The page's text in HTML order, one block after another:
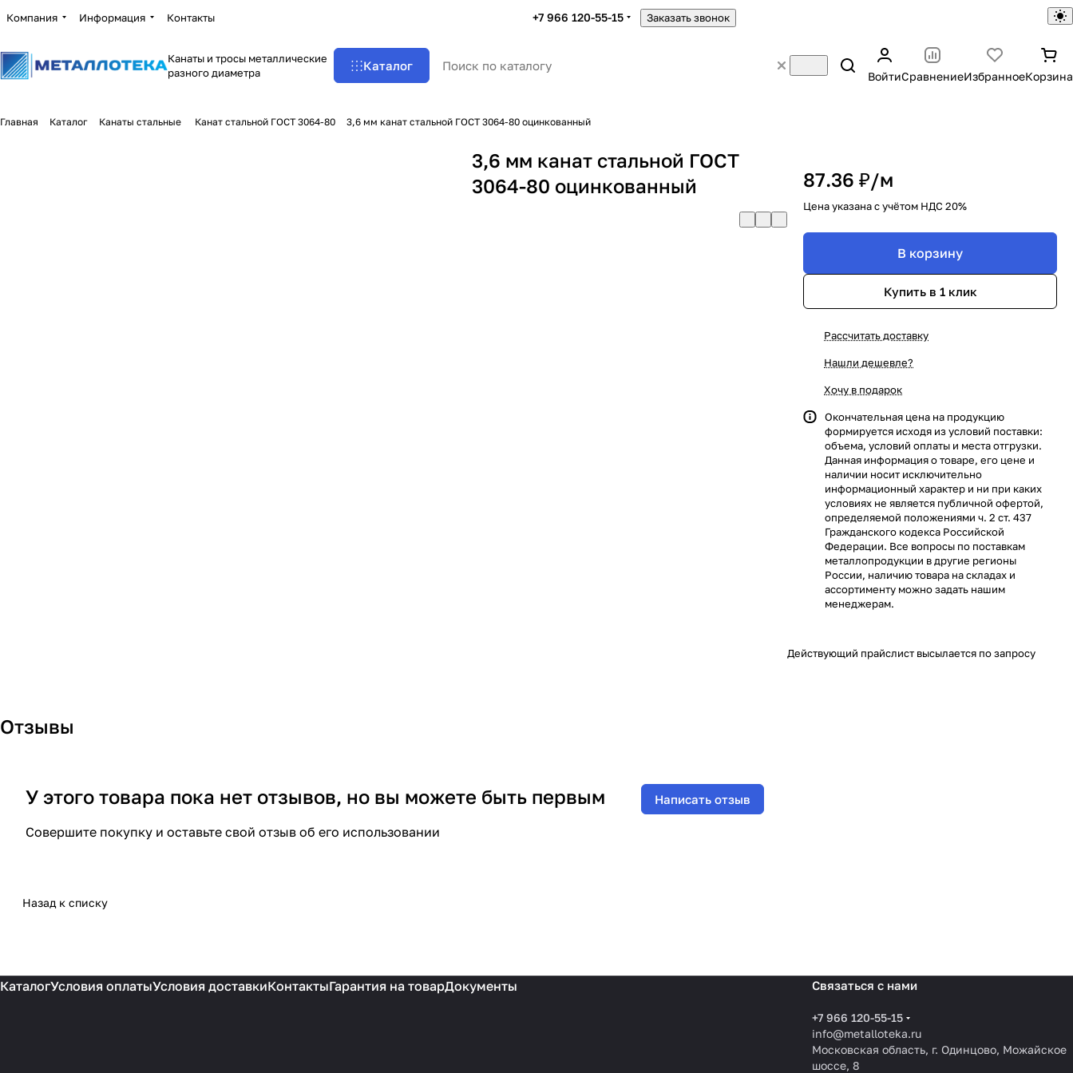
Компания Информация Контакты +7 966 120-55-15 Заказать звонок
Канаты и тросы металлические
разного диаметра
Каталог
ВойтиСравнениеИзбранноеКорзина
Главная Каталог Канаты стальные Канат стальной ГОСТ 3064-80 3,6 мм канат стальной ГОСТ 3064-80 оцинкованный
3,6 мм канат стальной ГОСТ
3064-80 оцинкованный
87.36 ₽/м
Цена указана с учётом НДС 20%
В корзину
Купить в 1 клик
Рассчитать доставку
Нашли дешевле?
Хочу в подарок
Окончательная цена на продукцию
формируется исходя из условий поставки:
объема, условий оплаты и места отгрузки.
Данная информация о товаре, его цене и
наличии носит исключительно
информационный характер и ни при каких
условиях не является публичной офертой,
определяемой положениями ч. 2 ст. 437
Гражданского кодекса Российской
Федерации. Все вопросы по поставкам
металлопродукции в другие регионы
России, наличию товара на складах и
ассортименту можно задать нашим
менеджерам.
Действующий прайслист высылается по запросу
Отзывы
У этого товара пока нет отзывов, но вы можете быть первым
Совершите покупку и оставьте свой отзыв об его использовании
Написать отзыв
Назад к списку
КаталогУсловия оплатыУсловия доставкиКонтактыГарантия на товарДокументы Связаться с нами
+7 966 120-55-15
info@metalloteka.ru
Московская область, г. Одинцово, Можайское
шоссе, 8